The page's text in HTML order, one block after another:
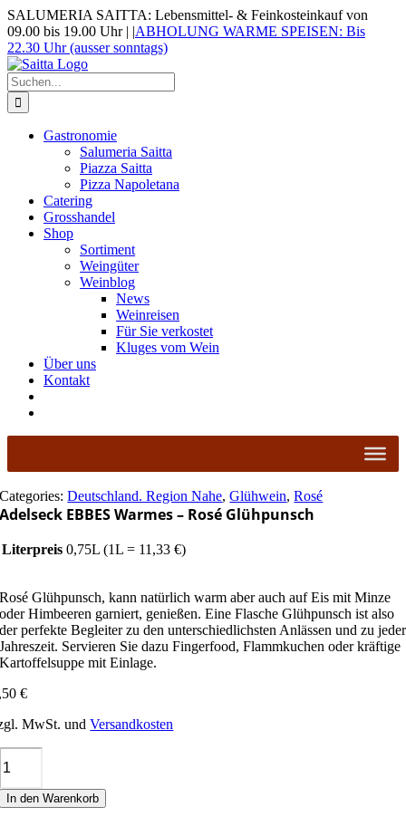
Zum
Inhalt
springen
SALUMERIA SAITTA: Lebensmittel- & Feinkosteinkauf von
09.00 bis 19.00 Uhr | |ABHOLUNG WARME SPEISEN: Bis
22.30 Uhr (ausser sonntags)
Suche
nach:
Gastronomie
Salumeria Saitta
Piazza Saitta
Pizza Napoletana
Catering
Grosshandel
Shop
Sortiment
Weingüter
Weinblog
News
Weinreisen
Für Sie verkostet
Kluges vom Wein
Über uns
Kontakt
Categories:Deutschland. Region Nahe,Glühwein,Rosé
Adelseck EBBES Warmes – Rosé Glühpunsch
Literpreis 0,75L (1L = 11,33 €)
Rosé Glühpunsch, kann natürlich warm aber auch auf Eis mit Minze
oder Himbeeren garniert, genießen. Eine Flasche Glühpunsch ist also
der perfekte Begleiter zu den unterschiedlichsten Anlässen und zu jeder
Jahreszeit. Servieren Sie dazu Fingerfood, Flammkuchen oder kräftige
Kartoffelsuppe mit Einlage.
€
MwSt. undVersandkosten
In den Warenkorb